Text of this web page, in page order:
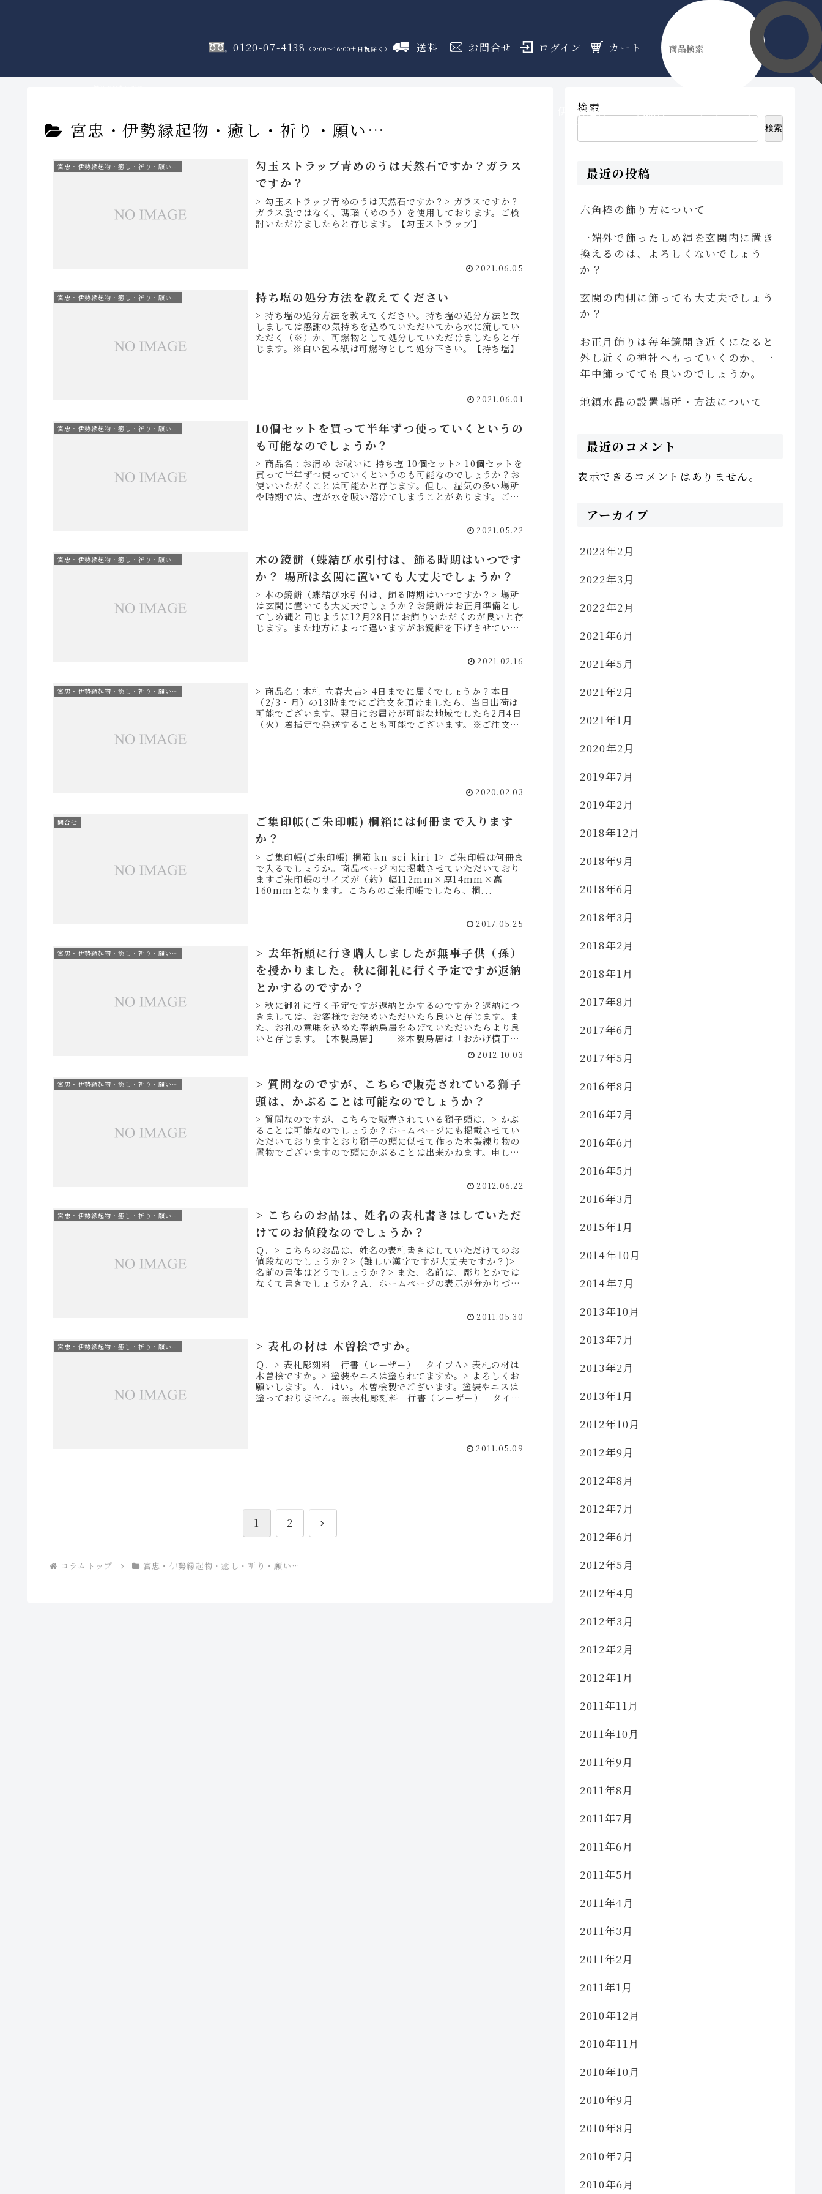
0120-07-4138 （9:00～16:00土日祝除く） 送料 お問合せ ログイン カート
のフロア のフロア のフロア
伊勢縁起物
のフロア
宮忠・伊勢縁起物・癒し・祈り・願い…
宮忠・伊勢縁起物・癒し・祈り・願い…
勾玉ストラップ青めのうは天然石ですか？ガラス
ですか？
> 勾玉ストラップ青めのうは天然石ですか？> ガラスですか？
ガラス製ではなく、瑪瑙（めのう）を使用しております。ご検
討いただけましたらと存じます。【勾玉ストラップ】
2021.06.05
宮忠・伊勢縁起物・癒し・祈り・願い… 持ち塩の処分方法を教えてください
> 持ち塩の処分方法を教えてください。持ち塩の処分方法と致
しましては感謝の気持ちを込めていただいてから水に流してい
ただく（※）か、可燃物として処分していただけましたらと存
じます。※白い包み紙は可燃物として処分下さい。【持ち塩】
2021.06.01
宮忠・伊勢縁起物・癒し・祈り・願い…
10個セットを買って半年ずつ使っていくというの
も可能なのでしょうか？
> 商品名：お清め お祓いに 持ち塩 10個セット> 10個セットを
買って半年ずつ使っていくというのも可能なのでしょうか？お
使いいただくことは可能かと存じます。但し、湿気の多い場所
や時期では、塩が水を吸い溶けてしまうことがあります。ご了
2021.05.22
宮忠・伊勢縁起物・癒し・祈り・願い…
木の鏡餅（蝶結び水引付は、飾る時期はいつです
か？ 場所は玄関に置いても大丈夫でしょうか？
> 木の鏡餅（蝶結び水引付は、飾る時期はいつですか？> 場所
は玄関に置いても大丈夫でしょうか？お鏡餅はお正月準備とし
てしめ縄と同じように12月28日にお飾りいただくのが良いと存
じます。また地方によって違いますがお鏡餅を下げさせていた
2021.02.16
宮忠・伊勢縁起物・癒し・祈り・願い…
> 商品名：木札 立春大吉> 4日までに届くでしょうか？本日
（2/3・月）の13時までにご注文を頂けましたら、当日出荷は
可能でございます。翌日にお届けが可能な地域でしたら2月4日
（火）着指定で発送することも可能でございます。※ご注文の
2020.02.03
問合せ
ご集印帳(ご朱印帳) 桐箱には何冊まで入ります
か？
> ご集印帳(ご朱印帳) 桐箱 kn-sci-kiri-1> ご朱印帳は何冊ま
で入るでしょうか。商品ページ内に掲載させていただいており
ますご朱印帳のサイズが（約）幅112mm×厚14mm×高
160mmとなります。こちらのご朱印帳でしたら、桐...
2017.05.25
宮忠・伊勢縁起物・癒し・祈り・願い…
> 去年祈願に行き購入しましたが無事子供（孫）
を授かりました。秋に御礼に行く予定ですが返納
とかするのですか？
> 秋に御礼に行く予定ですが返納とかするのですか？返納につ
きましては、お客様でお決めいただいたら良いと存じます。ま
た、お礼の意味を込めた奉納鳥居をあげていただいたらより良
いと存じます。【木製鳥居】 ※木製鳥居は「おかげ横丁
2012.10.03
宮忠・伊勢縁起物・癒し・祈り・願い…
> 質問なのですが、こちらで販売されている獅子
頭は、かぶることは可能なのでしょうか？
> 質問なのですが、こちらで販売されている獅子頭は、> かぶ
ることは可能なのでしょうか？ホームページにも掲載させてい
ただいておりますとおり獅子の頭に似せて作った木製練り物の
置物でございますので頭にかぶることは出来かねます。申し訳
2012.06.22
宮忠・伊勢縁起物・癒し・祈り・願い…
> こちらのお品は、姓名の表札書きはしていただ
けてのお値段なのでしょうか？
Ｑ．> こちらのお品は、姓名の表札書きはしていただけてのお
値段なのでしょうか？> (難しい漢字ですが大丈夫ですか？)>
名前の書体はどうでしょうか？> また、名前は、彫りとかでは
なくて書きでしょうか？Ａ．ホームページの表示が分かりづら
2011.05.30
宮忠・伊勢縁起物・癒し・祈り・願い… > 表札の材は 木曽桧ですか。
Ｑ．> 表札彫刻料 行書（レーザー） タイプＡ> 表札の材は
木曽桧ですか。> 塗装やニスは塗られてますか。> よろしくお
願いします。Ａ．はい。木曽桧製でございます。塗装やニスは
塗っておりません。※表札彫刻料 行書（レーザー） タイプ
2011.05.09
1 2
次
コラムトップ 宮忠・伊勢縁起物・癒し・祈り・願い…
検索
検索
最近の投稿
六角棒の飾り方について
一端外で飾ったしめ縄を玄関内に置き
換えるのは、よろしくないでしょう
か？
玄関の内側に飾っても大丈夫でしょう
か？
お正月飾りは毎年鏡開き近くになると
外し近くの神社へもっていくのか、一
年中飾ってても良いのでしょうか。
地鎮水晶の設置場所・方法について
最近のコメント
表示できるコメントはありません。
アーカイブ
2023年2月
2022年3月
2022年2月
2021年6月
2021年5月
2021年2月
2021年1月
2020年2月
2019年7月
2019年2月
2018年12月
2018年9月
2018年6月
2018年3月
2018年2月
2018年1月
2017年8月
2017年6月
2017年5月
2016年8月
2016年7月
2016年6月
2016年5月
2016年3月
2015年1月
2014年10月
2014年7月
2013年10月
2013年7月
2013年2月
2013年1月
2012年10月
2012年9月
2012年8月
2012年7月
2012年6月
2012年5月
2012年4月
2012年3月
2012年2月
2012年1月
2011年11月
2011年10月
2011年9月
2011年8月
2011年7月
2011年6月
2011年5月
2011年4月
2011年3月
2011年2月
2011年1月
2010年12月
2010年11月
2010年10月
2010年9月
2010年8月
2010年7月
2010年6月